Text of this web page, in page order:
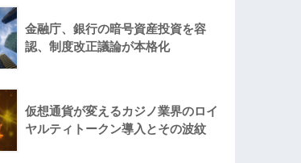
金融庁、銀行の暗号資産投資を容
認、制度改正議論が本格化
仮想通貨が変えるカジノ業界のロイ
ヤルティトークン導入とその波紋